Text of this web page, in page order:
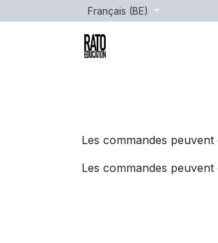
Se rendre au contenuFrançais (BE)
Les commandes
Les commandes